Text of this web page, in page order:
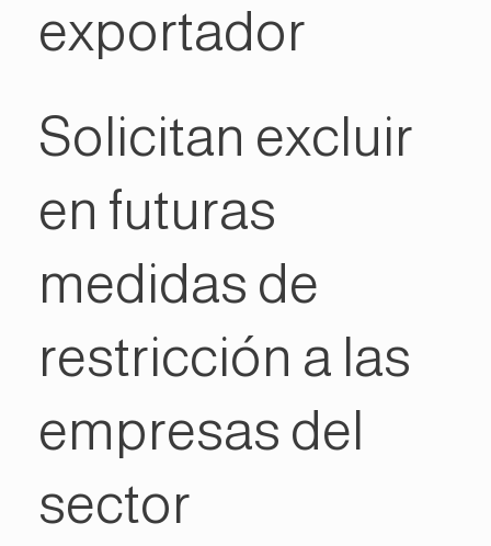
exportador
Solicitan excluir
en futuras
medidas de
restricción a las
empresas del
sector